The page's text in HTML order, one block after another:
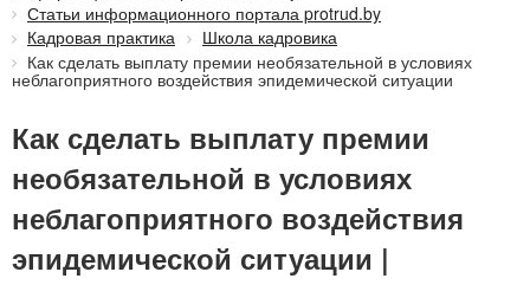
Статьи информационного портала protrud.by
Кадровая практика
Школа кадровика
Как сделать выплату премии необязательной в условиях
неблагоприятного воздействия эпидемической ситуации
Как сделать выплату премии
необязательной в условиях
неблагоприятного воздействия
эпидемической ситуации |